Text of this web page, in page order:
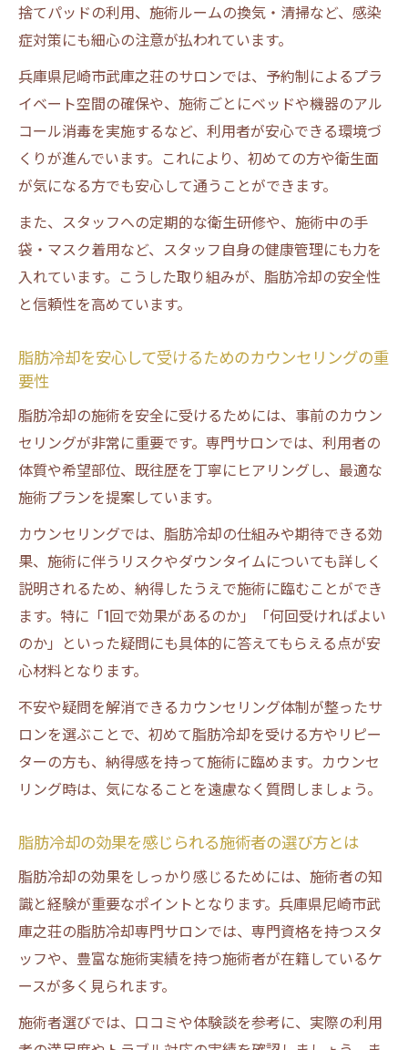
捨てパッドの利用、施術ルームの換気・清掃など、感染
症対策にも細心の注意が払われています。
兵庫県尼崎市武庫之荘のサロンでは、予約制によるプラ
イベート空間の確保や、施術ごとにベッドや機器のアル
コール消毒を実施するなど、利用者が安心できる環境づ
くりが進んでいます。これにより、初めての方や衛生面
が気になる方でも安心して通うことができます。
また、スタッフへの定期的な衛生研修や、施術中の手
袋・マスク着用など、スタッフ自身の健康管理にも力を
入れています。こうした取り組みが、脂肪冷却の安全性
と信頼性を高めています。
脂肪冷却を安心して受けるためのカウンセリングの重
要性
脂肪冷却の施術を安全に受けるためには、事前のカウン
セリングが非常に重要です。専門サロンでは、利用者の
体質や希望部位、既往歴を丁寧にヒアリングし、最適な
施術プランを提案しています。
カウンセリングでは、脂肪冷却の仕組みや期待できる効
果、施術に伴うリスクやダウンタイムについても詳しく
説明されるため、納得したうえで施術に臨むことができ
ます。特に「1回で効果があるのか」「何回受ければよい
のか」といった疑問にも具体的に答えてもらえる点が安
心材料となります。
不安や疑問を解消できるカウンセリング体制が整ったサ
ロンを選ぶことで、初めて脂肪冷却を受ける方やリピー
ターの方も、納得感を持って施術に臨めます。カウンセ
リング時は、気になることを遠慮なく質問しましょう。
脂肪冷却の効果を感じられる施術者の選び方とは
脂肪冷却の効果をしっかり感じるためには、施術者の知
識と経験が重要なポイントとなります。兵庫県尼崎市武
庫之荘の脂肪冷却専門サロンでは、専門資格を持つスタ
ッフや、豊富な施術実績を持つ施術者が在籍しているケ
ースが多く見られます。
施術者選びでは、口コミや体験談を参考に、実際の利用